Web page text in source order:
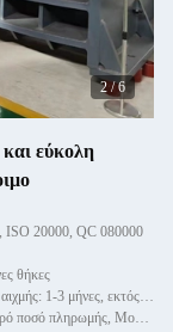
2 /6
εύκολη
ISO 20000, QC 080000
θήκες
Χρόνος παράδοσης: Χρόνος προετοιμασίας για την περίοδο αιχμής: 1-3 μήνες, εκτός εποχής: ένας μήνας
Όροι πληρωμής: ΛC, T/T, D/P, PayPal, Western Union, Μικρό ποσό πληρωμής, Money Gram